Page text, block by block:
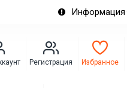
Информация
Регистрация Избранное